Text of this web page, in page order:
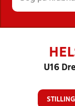
U16
STILLING